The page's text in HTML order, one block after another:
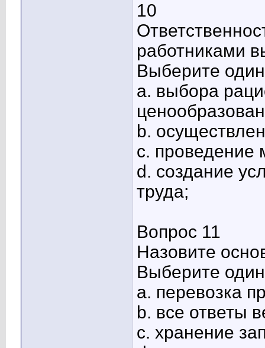
10
работниками
Выберите
a. выбора
b.
c. проведение
d. создание
труда;
Вопрос 11
Назовите
Выберите
a. перевозка
b. все ответы
c. хранение